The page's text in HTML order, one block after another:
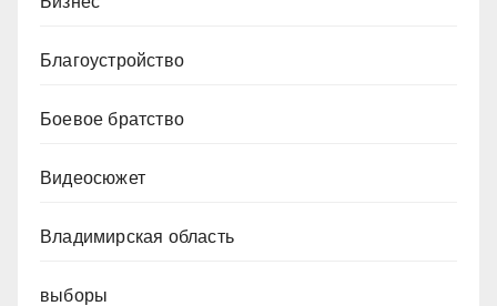
Благоустройство
Боевое братство
Видеосюжет
Владимирская область
выборы